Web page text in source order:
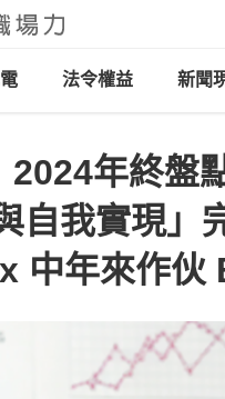
法令權益 新聞
2024年終盤
自我實現」
中年來作伙